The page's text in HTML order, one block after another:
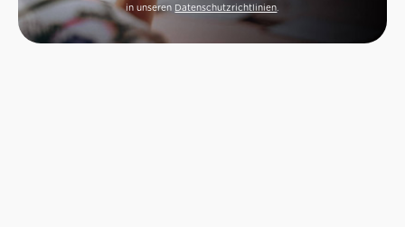
in unseren Datenschutzrichtlinien